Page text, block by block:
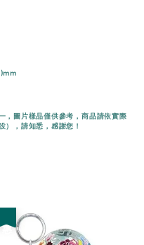
，圖片樣品僅供參考，商品請依實際
），請知悉，感謝您！